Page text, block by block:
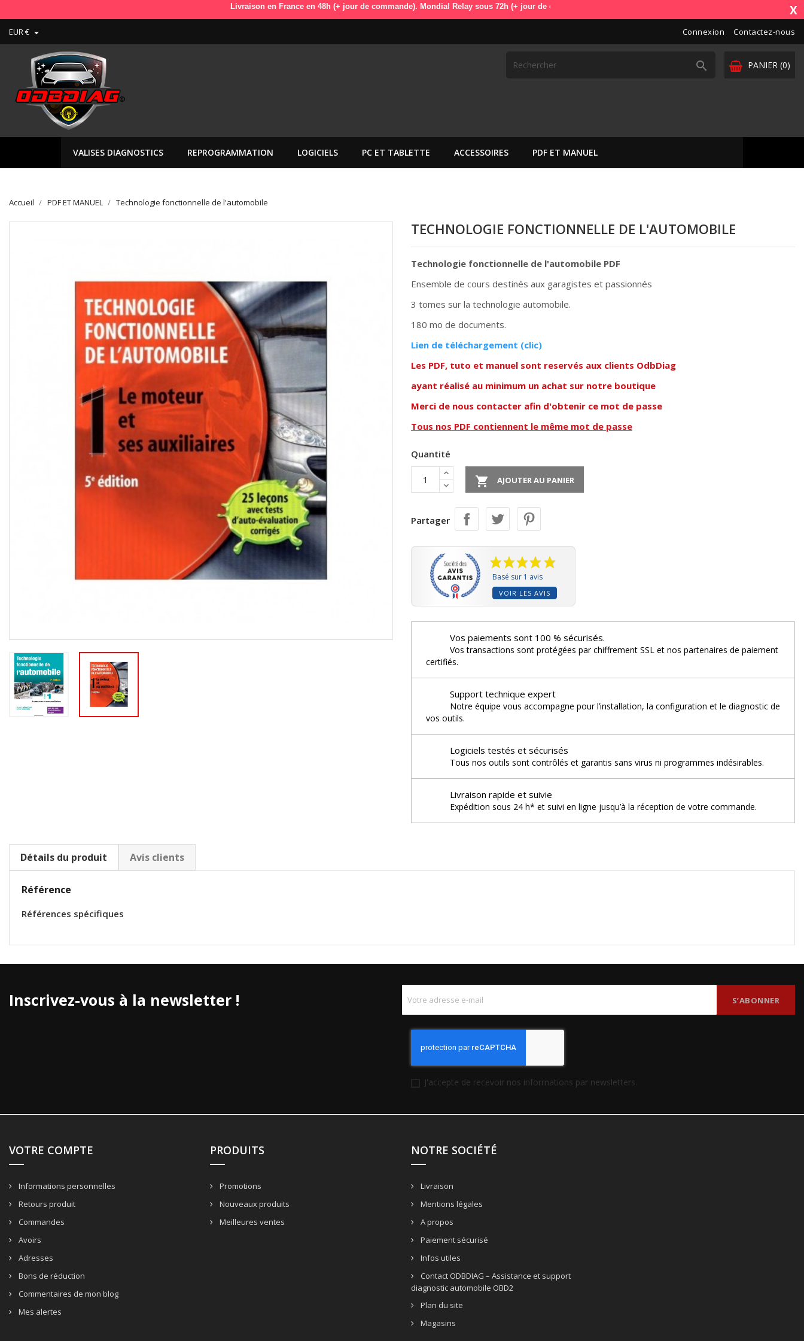
Livraison en France en 48h (+ jour de commande). Mondial Relay sous 72h (+ jour de commande). OdbDiag vous livre dans toute l'Europe. Vos paiements sont X
EUR €  Connexion Contactez-nous
PANIER (0)

VALISES DIAGNOSTICS REPROGRAMMATION LOGICIELS PC ET TABLETTE ACCESSOIRES PDF ET MANUEL
Accueil PDF ET MANUEL Technologie fonctionnelle de l'automobile
TECHNOLOGIE FONCTIONNELLE DE L'AUTOMOBILE
Technologie fonctionnelle de l'automobile PDF
Ensemble de cours destinés aux garagistes et passionnés
3 tomes sur la technologie automobile.
180 mo de documents.
Lien de téléchargement (clic)
Les PDF, tuto et manuel sont reservés aux clients OdbDiag
ayant réalisé au minimum un achat sur notre boutique
Merci de nous contacter afin d'obtenir ce mot de passe
Tous nos PDF contiennent le même mot de passe
Quantité
 AJOUTER AU PANIER
Partager
Basé sur 1 avis
VOIR LES AVIS
Vos paiements sont 100 % sécurisés.
Vos transactions sont protégées par chiffrement SSL et nos partenaires de paiement
certifiés.
Support technique expert
Notre équipe vous accompagne pour l’installation, la configuration et le diagnostic de
vos outils.
Logiciels testés et sécurisés
Tous nos outils sont contrôlés et garantis sans virus ni programmes indésirables.
Livraison rapide et suivie
Expédition sous 24 h* et suivi en ligne jusqu’à la réception de votre commande.
Détails du produit Avis clients
Référence
Références spécifiques
Inscrivez-vous à la newsletter !
J'accepte de recevoir nos informations par newsletters.
VOTRE COMPTE
Informations personnelles
Retours produit
Commandes
Avoirs
Adresses
Bons de réduction
Commentaires de mon blog
Mes alertes
PRODUITS
Promotions
Nouveaux produits
Meilleures ventes
NOTRE SOCIÉTÉ
Livraison
Mentions légales
A propos
Paiement sécurisé
Infos utiles
Contact ODBDIAG – Assistance et support
diagnostic automobile OBD2
Plan du site
Magasins